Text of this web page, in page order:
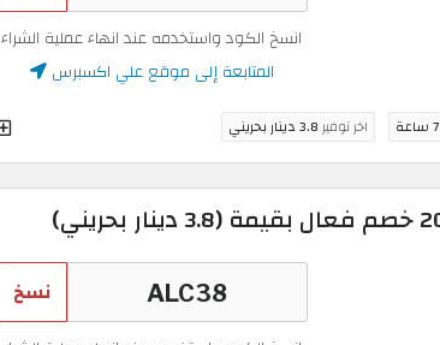
انسخ الكود واستخدمه عند انهاء عملية الشراء
المتابعة إلى موقع علي اكسبرس
7 ساعة اخر توفير3.8 دينار بحريني
نسخ